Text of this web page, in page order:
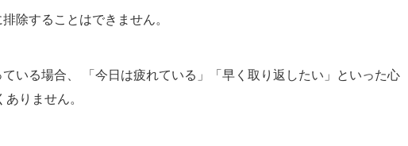
除することはできません。
いる場合、 「今日は疲れている」「早く取り返したい」といった心
りません。